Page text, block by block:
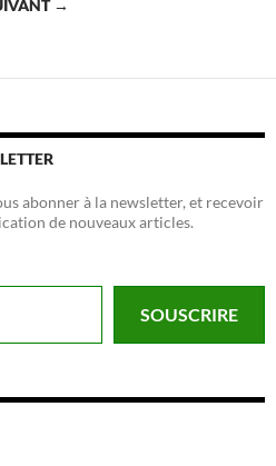
→
abonner à la newsletter, et recevoir
de nouveaux articles.
SOUSCRIRE